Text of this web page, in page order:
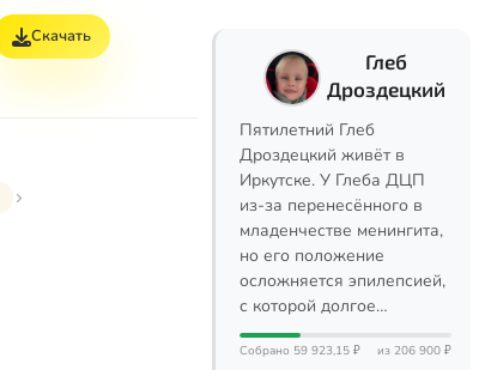
Скачать
Глеб
Дроздецкий
Пятилетний Глеб
Дроздецкий живёт в
Иркутске. У Глеба ДЦП
из-за перенесённого в
младенчестве менингита,
но его положение
осложняется эпилепсией,
с которой долгое…
Собрано 59 923,15 ₽ из 206 900 ₽